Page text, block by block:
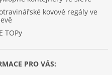
kovové regály ve
TOPy
PRO VÁS: